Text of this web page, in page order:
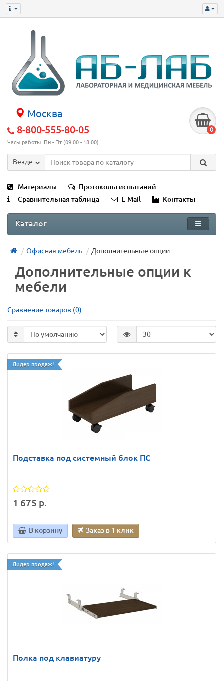
Москва
8-800-555-80-05
Часы работы: Пн - Пт (09:00 - 18:00)
0
Везде
Материалы
Протоколы испытаний
Сравнительная таблица
E-Mail Контакты
Каталог
Офисная мебель Дополнительные опции
Дополнительные опции к
мебели
Сравнение товаров (0)
Лидер продаж!
Подставка под системный блок ПС
1 675 р.
В корзину Заказ в 1 клик
Лидер продаж!
Полка под клавиатуру